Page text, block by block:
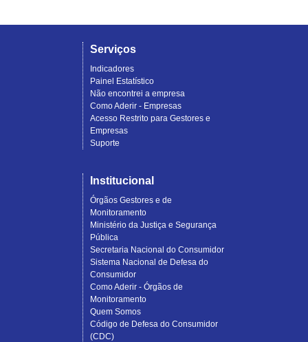
Serviços
Indicadores
Painel Estatístico
Não encontrei a empresa
Como Aderir - Empresas
Acesso Restrito para Gestores e
Empresas
Suporte
Institucional
Órgãos Gestores e de
Monitoramento
Ministério da Justiça e Segurança
Pública
Secretaria Nacional do Consumidor
Sistema Nacional de Defesa do
Consumidor
Como Aderir - Órgãos de
Monitoramento
Quem Somos
Código de Defesa do Consumidor
(CDC)